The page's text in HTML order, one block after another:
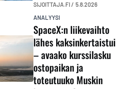
SIJOITTAJA.FI / 5.8.2026
ANALYYSI
SpaceX:n liikevaihto
lähes kaksinkertaistui
– avaako kurssilasku
ostopaikan ja
toteutuuko Muskin